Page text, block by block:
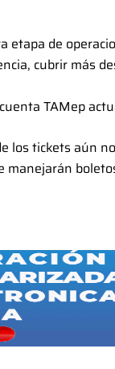
etapa de
cubrir más
TAMep
los tickets aún
manejarán